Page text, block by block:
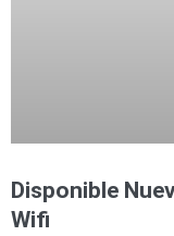
Disponible
Wifi